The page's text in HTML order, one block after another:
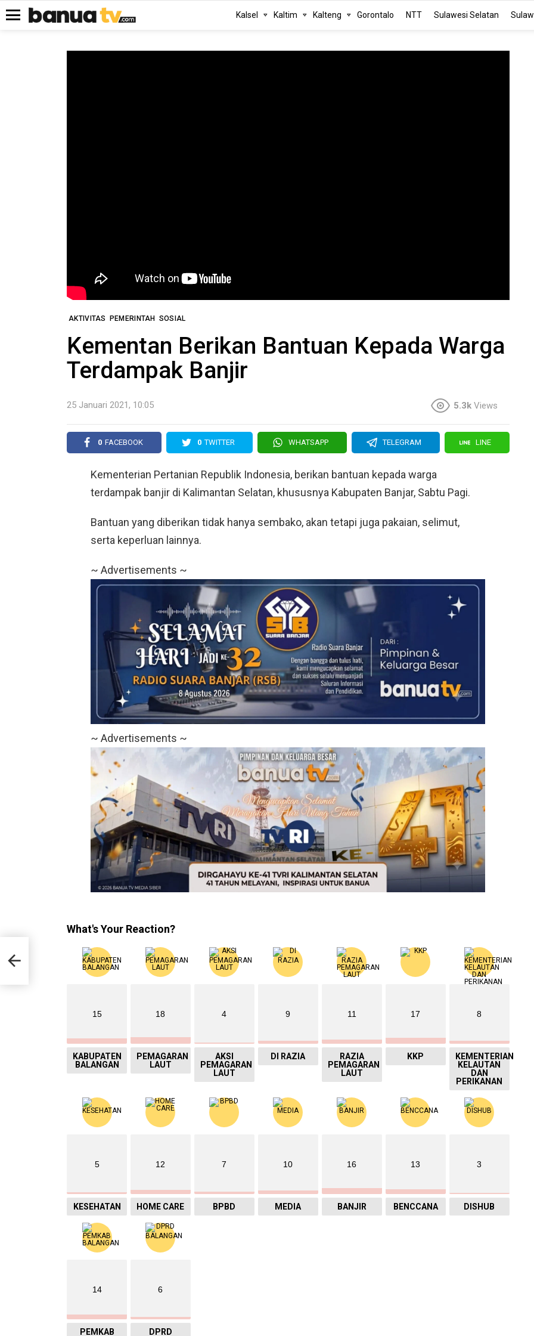
Kalsel Kaltim Kalteng Gorontalo NTT Sulawesi Selatan
AKTIVITAS PEMERINTAH SOSIAL
Kementan Berikan Bantuan Kepada Warga
Terdampak Banjir
25 Januari 2021, 10:05 5.3k Views
0 FACEBOOK 0 TWITTER WHATSAPP TELEGRAM LINE
Kementerian Pertanian Republik Indonesia, berikan bantuan kepada warga
terdampak banjir di Kalimantan Selatan, khususnya Kabupaten Banjar, Sabtu Pagi.
Bantuan yang diberikan tidak hanya sembako, akan tetapi juga pakaian, selimut,
serta keperluan lainnya.
~ Advertisements ~
~ Advertisements ~
What's Your Reaction?
15
KABUPATEN
BALANGAN
18
PEMAGARAN
LAUT
4
AKSI
PEMAGARAN
LAUT
9
DI RAZIA
11
RAZIA
PEMAGARAN
LAUT
17
KKP
8
KEMENTERIAN
KELAUTAN
DAN
PERIKANAN
5
KESEHATAN
12
HOME CARE
7
BPBD
10
MEDIA
16
BANJIR
13
BENCCANA
3
DISHUB
14
PEMKAB
6
DPRD